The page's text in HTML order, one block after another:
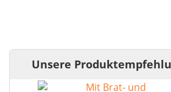
Unsere